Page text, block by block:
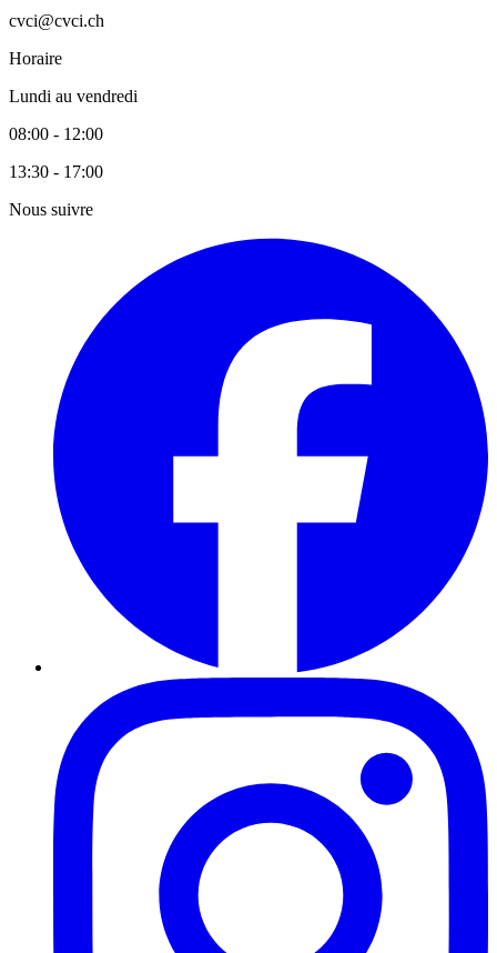
cvci@cvci.ch
Horaire
Lundi au vendredi
08:00 - 12:00
13:30 - 17:00
Nous suivre